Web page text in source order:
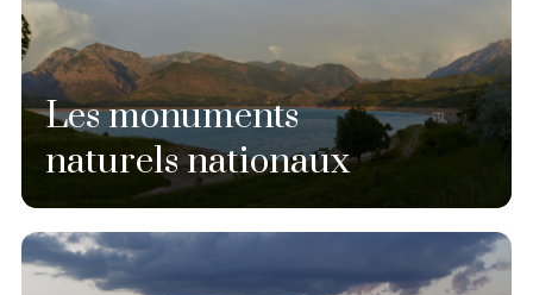
Les monuments
naturels nationaux